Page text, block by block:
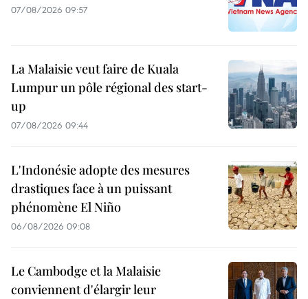
07/08/2026 09:57
La Malaisie veut faire de Kuala
Lumpur un pôle régional des start-
up
07/08/2026 09:44
L'Indonésie adopte des mesures
drastiques face à un puissant
phénomène El Niño
06/08/2026 09:08
Le Cambodge et la Malaisie
conviennent d'élargir leur